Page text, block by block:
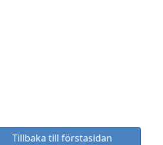
Tillbaka till förstasidan